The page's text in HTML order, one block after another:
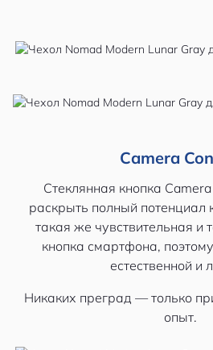
Camera
Стеклянная кнопка
раскрыть полный
такая же чувствительная и
кнопка смартфона,
естественной и
Никаких преград — только
опыт.